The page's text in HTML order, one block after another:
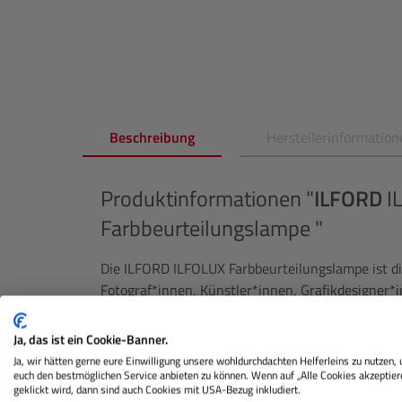
Beschreibung
Produktinformationen "ILFORD
Farbbeurteilungslampe "
Die ILFORD ILFOLUX Farbbeurteilungslampe ist
Fotograf*innen, Künstler*innen,
Farbbewertung benötigen. Diese kompakte und
Hardproofing von Drucken auf kalibrierten
Mit vier einstellbaren Farbtemperaturen
Licht, 5000K für Tageslicht und 6500K für
Ja, das ist ein Cookie-Banner.
Ja, wir hätten gerne eure Einwilligung unsere wohldurchdachten Helferleins zu nutzen,
euch den bestmöglichen Service anbieten zu können. Wenn auf „Alle Cookies
geklickt wird, dann sind auch Cookies mit USA-Bezug inkludiert.